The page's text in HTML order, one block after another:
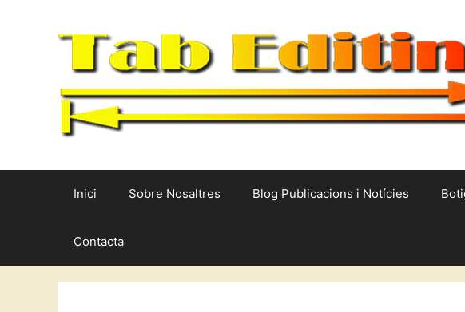
Inici Sobre Nosaltres Blog Publicacions i Notícies
Contacta